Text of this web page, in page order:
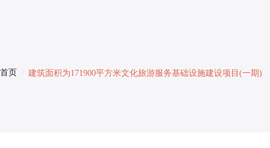
首页 建筑面积为171900平方米文化旅游服务基础设施建设项目(一期)